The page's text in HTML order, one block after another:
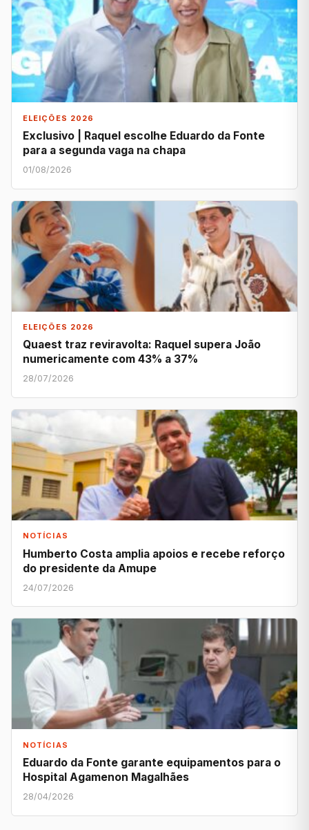
ELEIÇÕES 2026
Exclusivo | Raquel escolhe Eduardo da Fonte
para a segunda vaga na chapa
01/08/2026
ELEIÇÕES 2026
Quaest traz reviravolta: Raquel supera João
numericamente com 43% a 37%
28/07/2026
NOTÍCIAS
Humberto Costa amplia apoios e recebe reforço
do presidente da Amupe
24/07/2026
NOTÍCIAS
Eduardo da Fonte garante equipamentos para o
Hospital Agamenon Magalhães
28/04/2026